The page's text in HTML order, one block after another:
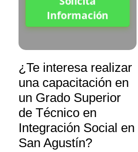
Información
¿Te interesa realizar
una capacitación en
un Grado Superior
de Técnico en
Integración Social en
San Agustín?